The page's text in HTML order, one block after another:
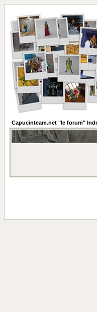
Capucinteam.net "le forum"